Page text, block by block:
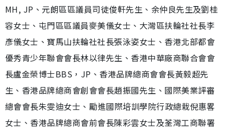
MH, JP、元朗區區議員司徒俊軒先生、余仲良先生及劉桂
容女士、屯門區區議員麥美儀女士、大灣區扶輪社社長李
彥儀女士、寶馬山扶輪社社長張泳姿女士、香港北部都會
優秀青少年聯會會長林以律先生、香港中華廠商聯合會會
長盧金榮博士BBS，JP、香港品牌總商會會長黃毅超先
生、香港品牌總商會創會會長趙振國先生、國際美業評審
總會會長朱雯迪女士、⁠勵進國際培訓學院行政總栽倪惠畧
女士、香港品牌總商會前會長陳彩雲女士及荃灣工商聯署